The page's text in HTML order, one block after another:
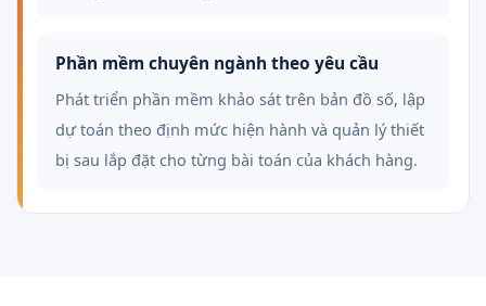
Phần mềm chuyên ngành theo yêu cầu
Phát triển phần mềm khảo sát trên bản đồ số, lập
dự toán theo định mức hiện hành và quản lý thiết
bị sau lắp đặt cho từng bài toán của khách hàng.